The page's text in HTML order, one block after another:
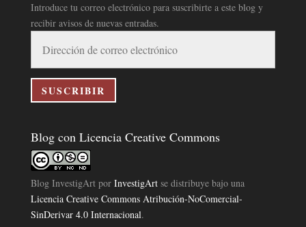
Introduce tu correo electrónico para suscribirte a este blog y
recibir avisos de nuevas entradas.
correo
electrónico
SUSCRIBIR
Blog con Licencia Creative Commons
Blog InvestigArtpor InvestigArtse distribuye bajo una
Licencia Creative Commons Atribución-NoComercial-
SinDerivar 4.0 Internacional.